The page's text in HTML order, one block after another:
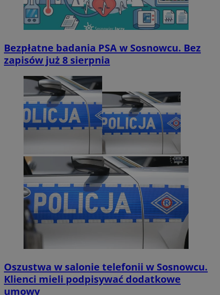
Bezpłatne badania PSA w Sosnowcu. Bez
zapisów już 8 sierpnia
Oszustwa w salonie telefonii w Sosnowcu.
Klienci mieli podpisywać dodatkowe
umowy